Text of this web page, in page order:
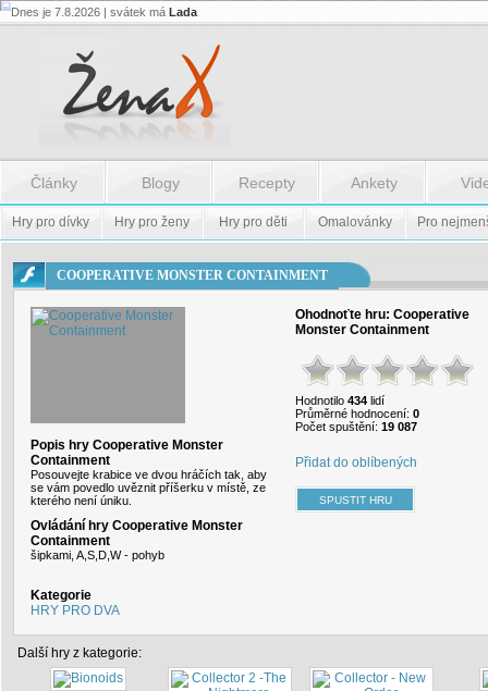
Flash.nazev
Flash.nazev
Dnes je 7.8.2026 | svátek má Lada
Články Blogy Recepty Ankety
Hry pro dívky Hry pro ženy Hry pro děti Omalovánky Pro
COOPERATIVE MONSTER CONTAINMENT
Popis hry Cooperative Monster
Containment
Posouvejte krabice ve dvou hráčích tak, aby
se vám povedlo uvěznit příšerku v místě, ze
kterého není úniku.
Ovládání hry Cooperative Monster
Containment
šipkami, A,S,D,W - pohyb
Kategorie
HRY PRO DVA
Ohodnoťte hru: Cooperative
Monster Containment
Hodnotilo 434 lidí
Průměrné hodnocení: 0
Počet spuštění: 19 087
Přidat do oblíbených
Další hry z kategorie: